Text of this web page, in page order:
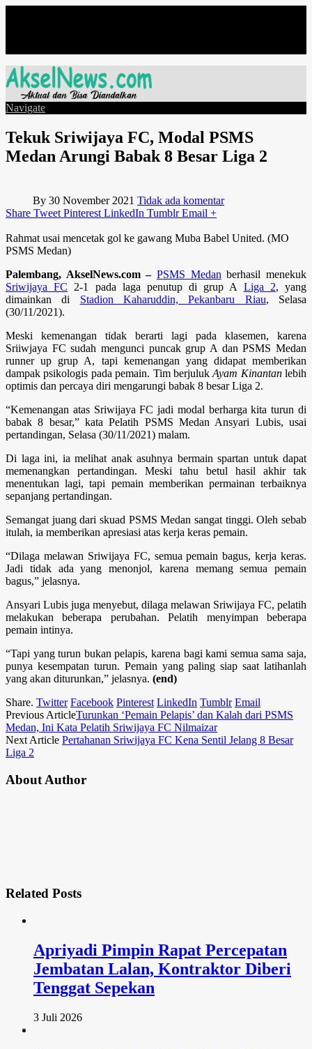
Navigate
Tekuk Sriwijaya FC, Modal PSMS
Medan Arungi Babak 8 Besar Liga 2
By 30 November 2021 Tidak ada komentar
Share Tweet Pinterest LinkedIn Tumblr Email +
Rahmat usai mencetak gol ke gawang Muba Babel United. (MO
PSMS Medan)
Palembang, AkselNews.com – PSMS Medan berhasil menekuk
Sriwijaya FC 2-1 pada laga penutup di grup A Liga 2, yang
dimainkan di Stadion Kaharuddin, Pekanbaru Riau, Selasa
(30/11/2021).
Meski kemenangan tidak berarti lagi pada klasemen, karena
Sriiwjaya FC sudah mengunci puncak grup A dan PSMS Medan
runner up grup A, tapi kemenangan yang didapat memberikan
dampak psikologis pada pemain. Tim berjulukAyam Kinantanlebih
optimis dan percaya diri mengarungi babak 8 besar Liga 2.
“Kemenangan atas Sriwijaya FC jadi modal berharga kita turun di
babak 8 besar,” kata Pelatih PSMS Medan Ansyari Lubis, usai
pertandingan, Selasa (30/11/2021) malam.
Di laga ini, ia melihat anak asuhnya bermain spartan untuk dapat
memenangkan pertandingan. Meski tahu betul hasil akhir tak
menentukan lagi, tapi pemain memberikan permainan terbaiknya
sepanjang pertandingan.
Semangat juang dari skuad PSMS Medan sangat tinggi. Oleh sebab
itulah, ia memberikan apresiasi atas kerja keras pemain.
“Dilaga melawan Sriwijaya FC, semua pemain bagus, kerja keras.
Jadi tidak ada yang menonjol, karena memang semua pemain
bagus,” jelasnya.
Ansyari Lubis juga menyebut, dilaga melawan Sriwijaya FC, pelatih
melakukan beberapa perubahan. Pelatih menyimpan beberapa
pemain intinya.
“Tapi yang turun bukan pelapis, karena bagi kami semua sama saja,
punya kesempatan turun. Pemain yang paling siap saat latihanlah
yang akan diturunkan,” jelasnya. (end)
Share. Twitter Facebook Pinterest LinkedIn Tumblr Email
Previous ArticleTurunkan ‘Pemain Pelapis’ dan Kalah dari PSMS
Medan, Ini Kata Pelatih Sriwijaya FC Nilmaizar
Next Article Pertahanan Sriwijaya FC Kena Sentil Jelang 8 Besar
Liga 2
About Author
Related Posts
Apriyadi Pimpin Rapat Percepatan
Jembatan Lalan, Kontraktor Diberi
Tenggat Sepekan
3 Juli 2026